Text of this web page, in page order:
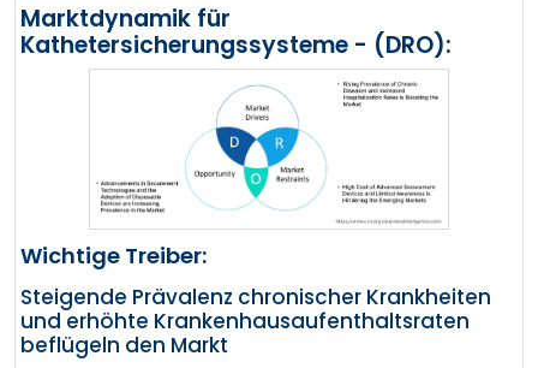
Marktdynamik für
Kathetersicherungssysteme - (DRO):
Wichtige Treiber:
Steigende Prävalenz chronischer Krankheiten
und erhöhte Krankenhausaufenthaltsraten
beflügeln den Markt